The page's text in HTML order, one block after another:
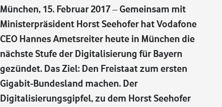
München, 15. Februar 2017 – Gemeinsam mit
Ministerpräsident Horst Seehofer hat Vodafone
CEO Hannes Ametsreiter heute in München die
nächste Stufe der Digitalisierung für Bayern
gezündet. Das Ziel: Den Freistaat zum ersten
Gigabit-Bundesland machen. Der
Digitalisierungsgipfel, zu dem Horst Seehofer